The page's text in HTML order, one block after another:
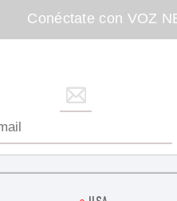
Conéctate con VOZ